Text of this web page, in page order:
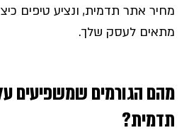
מחיר אתר תדמית, ונציע טיפים
מתאים לעסק שלך.
מהם הגורמים שמשפיעים
תדמית?